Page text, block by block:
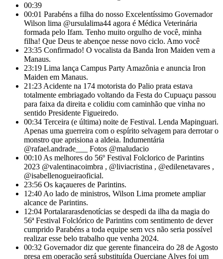
00:39
00:01 Parabéns a filha do nosso Excelentíssimo Governador
Wilson lima @ursulalima44 agora é Médica Veterinária
formada pelo Ifam. Tenho muito orgulho de você, minha
filha! Que Deus te abençoe nesse novo ciclo. Amo você
23:35 Confirmado! O vocalista da Banda Iron Maiden vem a
Manaus.
23:19 Lima lança Campus Party Amazônia e anuncia Iron
Maiden em Manaus.
21:23 Acidente na 174 motorista do Palio prata estava
totalmente embriagado voltando da Festa do Cupuaçu passou
para faixa da direita e colidiu com caminhão que vinha no
sentido Presidente Figueiredo.
00:34 Terceira (e última) noite de Festival. Lenda Mapinguari.
Apenas uma guerreira com o espírito selvagem para derrotar o
monstro que aprisiona a aldeia. Indumentária
@rafael.andrade___ Fotos @maludacio
00:10 As melhores do 56º Festival Folclorico de Parintins
2023 @valentinacoimbra , @liviacristina , @edilenetavares ,
@isabellenogueiraoficial.
23:56 Os kaçaueres de Parintins.
12:40 Ao lado de ministros, Wilson Lima promete ampliar
alcance de Parintins.
12:04 Portalararasdenotícias se despedi da ilha da magia do
56ª Festival Folclórico de Parintins com sentimento de dever
cumprido Parabéns a toda equipe sem vcs não seria possível
realizar esse belo trabalho que venha 2024.
00:32 Governador diz que gerente financeira do 28 de Agosto
presa em operação será substituída Querciane Alves foi um